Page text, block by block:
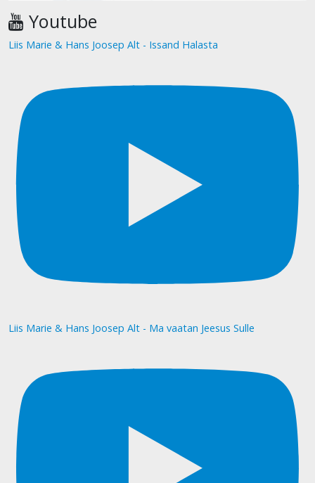
Youtube
Liis Marie & Hans Joosep Alt - Issand Halasta
Liis Marie & Hans Joosep Alt - Ma vaatan Jeesus Sulle